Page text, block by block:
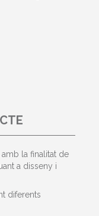
la finalitat de
a disseny i
diferents